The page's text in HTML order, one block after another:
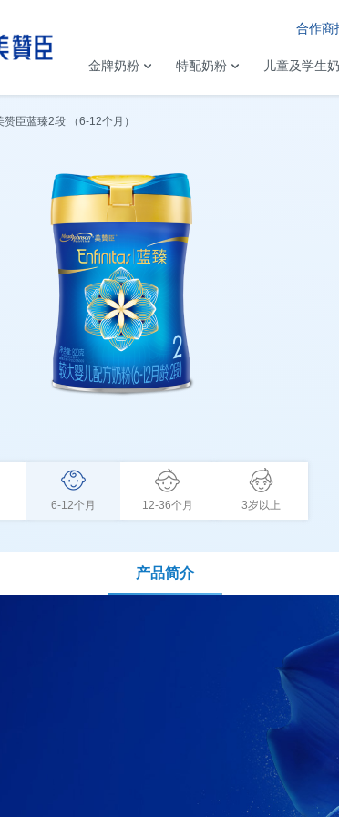
金牌奶粉 特配奶粉 儿童及学生
合作商
赞臣蓝臻2段 （6-12个月）
6-12个月 12-36个月 3岁以上
产品简介(active tab)